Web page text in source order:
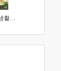
고양이 제제의 학교생활 1 : 초등학생이 이렇게 힘들 줄이야